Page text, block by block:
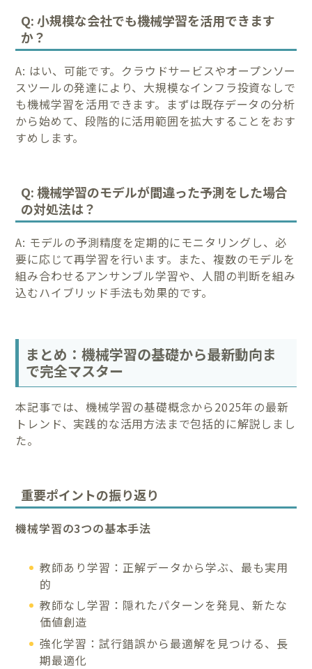
Q: 小規模な会社でも機械学習を活用できます
か？
A: はい、可能です。クラウドサービスやオープンソー
スツールの発達により、大規模なインフラ投資なしで
も機械学習を活用できます。まずは既存データの分析
から始めて、段階的に活用範囲を拡大することをおす
すめします。
Q: 機械学習のモデルが間違った予測をした場合
の対処法は？
A: モデルの予測精度を定期的にモニタリングし、必
要に応じて再学習を行います。また、複数のモデルを
組み合わせるアンサンブル学習や、人間の判断を組み
込むハイブリッド手法も効果的です。
まとめ：機械学習の基礎から最新動向ま
で完全マスター
本記事では、機械学習の基礎概念から2025年の最新
トレンド、実践的な活用方法まで包括的に解説しまし
た。
重要ポイントの振り返り
機械学習の3つの基本手法
教師あり学習：正解データから学ぶ、最も実用
的
教師なし学習：隠れたパターンを発見、新たな
価値創造
強化学習：試行錯誤から最適解を見つける、長
期最適化